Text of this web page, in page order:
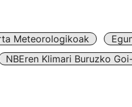
Meteorologikoak
NBEren Klimari Buruzko